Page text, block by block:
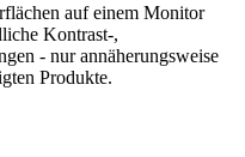
auf einem Monitor
Kontrast-,
- nur annäherungsweise
Produkte.